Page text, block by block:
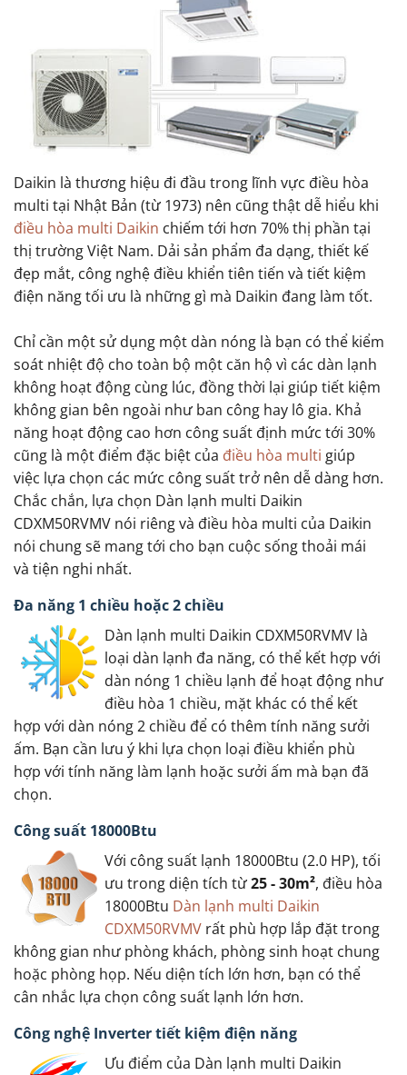
Daikin là thương hiệu đi đầu trong lĩnh vực điều hòa
multi tại Nhật Bản (từ 1973) nên cũng thật dễ hiểu khi
điều hòa multi Daikin chiếm tới hơn 70% thị phần tại
thị trường Việt Nam. Dải sản phẩm đa dạng, thiết kế
đẹp mắt, công nghệ điều khiển tiên tiến và tiết kiệm
điện năng tối ưu là những gì mà Daikin đang làm tốt.
Chỉ cần một sử dụng một dàn nóng là bạn có thể kiểm
soát nhiệt độ cho toàn bộ một căn hộ vì các dàn lạnh
không hoạt động cùng lúc, đồng thời lại giúp tiết kiệm
không gian bên ngoài như ban công hay lô gia. Khả
năng hoạt động cao hơn công suất định mức tới 30%
cũng là một điểm đặc biệt của điều hòa multi giúp
việc lựa chọn các mức công suất trở nên dễ dàng hơn.
Chắc chắn, lựa chọn Dàn lạnh multi Daikin
CDXM50RVMV nói riêng và điều hòa multi của Daikin
nói chung sẽ mang tới cho bạn cuộc sống thoải mái
và tiện nghi nhất.
Đa năng 1 chiều hoặc 2 chiều
Dàn lạnh multi Daikin CDXM50RVMV là
loại dàn lạnh đa năng, có thể kết hợp với
dàn nóng 1 chiều lạnh để hoạt động như
điều hòa 1 chiều, mặt khác có thể kết
hợp với dàn nóng 2 chiều để có thêm tính năng sưởi
ấm. Bạn cần lưu ý khi lựa chọn loại điều khiển phù
hợp với tính năng làm lạnh hoặc sưởi ấm mà bạn đã
chọn.
Công suất 18000Btu
Với công suất lạnh 18000Btu (2.0 HP), tối
ưu trong diện tích từ25 - 30m², điều hòa
18000Btu Dàn lạnh multi Daikin
CDXM50RVMV rất phù hợp lắp đặt trong
không gian như phòng khách, phòng sinh hoạt chung
hoặc phòng họp. Nếu diện tích lớn hơn, bạn có thể
cân nhắc lựa chọn công suất lạnh lớn hơn.
Công nghệ Inverter tiết kiệm điện năng
Ưu điểm của Dàn lạnh multi Daikin